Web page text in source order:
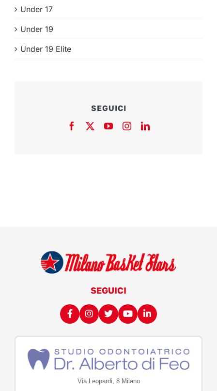
Under 17
Under 19
Under 19 Elite
SEGUICI
SEGUICI
Via Leopardi, 8 Milano